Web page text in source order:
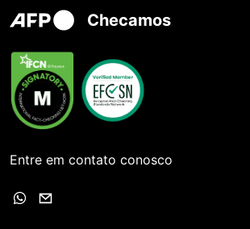
Checamos
Entre em contato conosco